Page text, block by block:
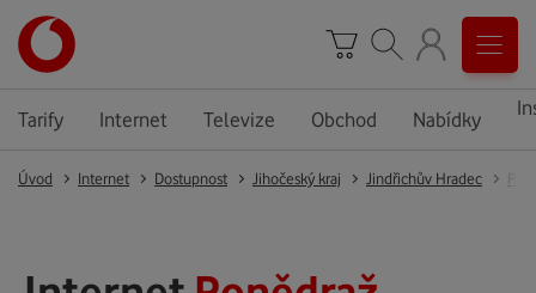
Tarify Internet Televize Obchod Nabídky
Úvod Internet Dostupnost Jihočeský kraj Jindřichův Hradec